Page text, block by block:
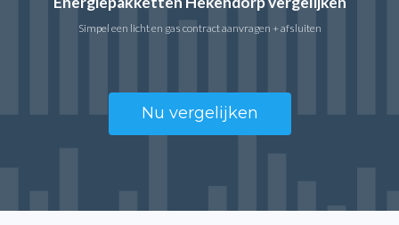
Simpel een licht en gas contract aanvragen + afsluiten
Nu vergelijken